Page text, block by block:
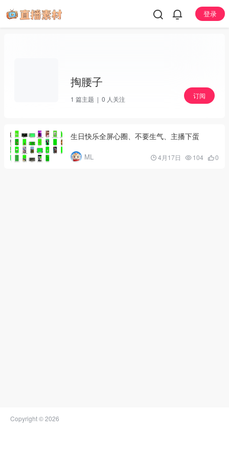
登录
掏腰子
1 篇主题 | 0 人关注 订阅
生日快乐全屏心圈、不要生气、主播下蛋
ML 4月17日 104 0
Copyright © 2026